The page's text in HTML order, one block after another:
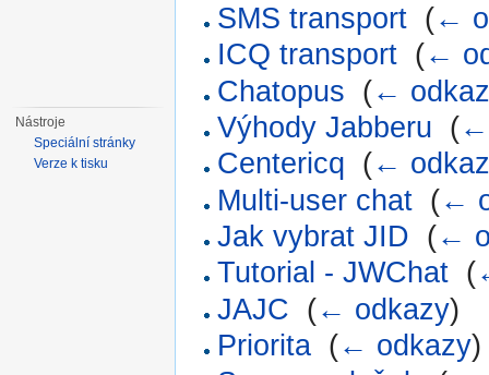
SMS transport (←
ICQ transport (←
Chatopus (←
Výhody Jabberu (←
Centericq (←
Multi-user chat (←
Jak vybrat JID (←
Tutorial - JWChat (
JAJC (← odkazy)
Priorita (← odkazy)
Nástroje
Speciální stránky
Verze k tisku